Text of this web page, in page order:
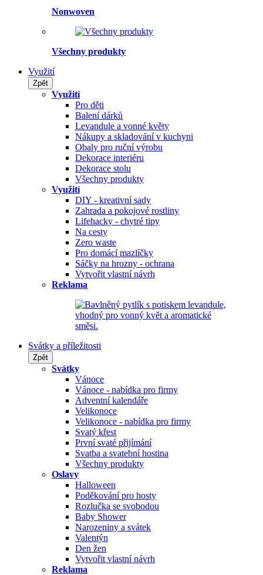
Nonwoven
Všechny produkty
Využití
Zpět
Využití
Pro děti
Balení dárků
Levandule a vonné květy
Nákupy a skladování v kuchyni
Obaly pro ruční výrobu
Dekorace interiéru
Dekorace stolu
Všechny produkty
Využití
DIY - kreativní sady
Zahrada a pokojové rostliny
Lifehacky - chytré tipy
Na cesty
Zero waste
Pro domácí mazlíčky
Sáčky na hrozny - ochrana
Vytvořit vlastní návrh
Reklama
Svátky a příležitosti
Zpět
Svátky
Vánoce
Vánoce - nabídka pro firmy
Adventní kalendáře
Velikonoce
Velikonoce - nabídka pro firmy
Svatý křest
První svaté přijímání
Svatba a svatební hostina
Všechny produkty
Oslavy
Halloween
Poděkování pro hosty
Rozlučka se svobodou
Baby Shower
Narozeniny a svátek
Valentýn
Den žen
Vytvořit vlastní návrh
Reklama